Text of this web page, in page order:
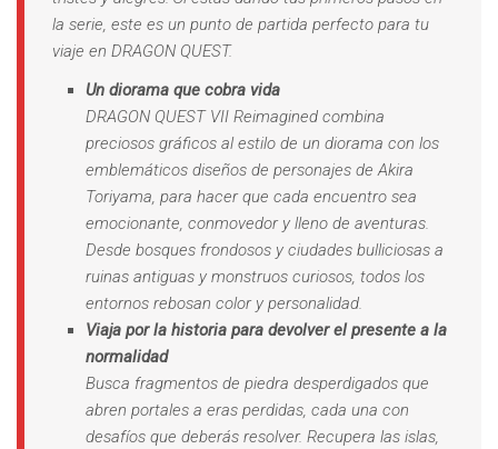
la serie, este es un punto de partida perfecto para tu
viaje en DRAGON QUEST.
Un diorama que cobra vida
DRAGON QUEST VII Reimagined combina
preciosos gráficos al estilo de un diorama con los
emblemáticos diseños de personajes de Akira
Toriyama, para hacer que cada encuentro sea
emocionante, conmovedor y lleno de aventuras.
Desde bosques frondosos y ciudades bulliciosas a
ruinas antiguas y monstruos curiosos, todos los
entornos rebosan color y personalidad.
Viaja por la historia para devolver el presente a la
normalidad
Busca fragmentos de piedra desperdigados que
abren portales a eras perdidas, cada una con
desafíos que deberás resolver. Recupera las islas,